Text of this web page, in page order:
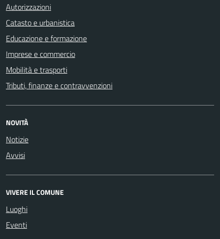
Autorizzazioni
Catasto e urbanistica
Educazione e formazione
Imprese e commercio
Mobilità e trasporti
Tributi, finanze e contravvenzioni
NOVITÀ
Notizie
Avvisi
VIVERE IL COMUNE
Luoghi
Eventi